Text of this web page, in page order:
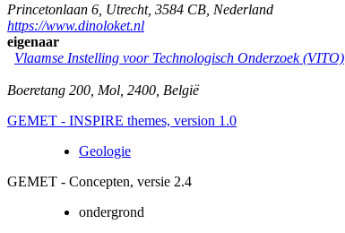
Princetonlaan 6 Utrecht, 3584 CB Nederland
https://www.dinoloket.nl
eigenaar
Vlaamse Instelling voor Technologisch Onderzoek (VITO)
Boeretang 200 Mol 2400 België
GEMET - INSPIRE themes, version 1.0
Geologie
GEMET - Concepten, versie 2.4
ondergrond